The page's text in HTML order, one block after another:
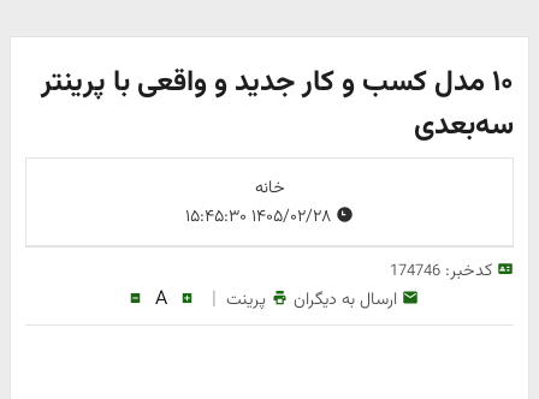
۱۰ مدل کسب‌ و کار جدید و واقعی با پرینتر
سه‌بعدی
خانه
کدخبر:174746
ارسال به دیگران پرینت |
A